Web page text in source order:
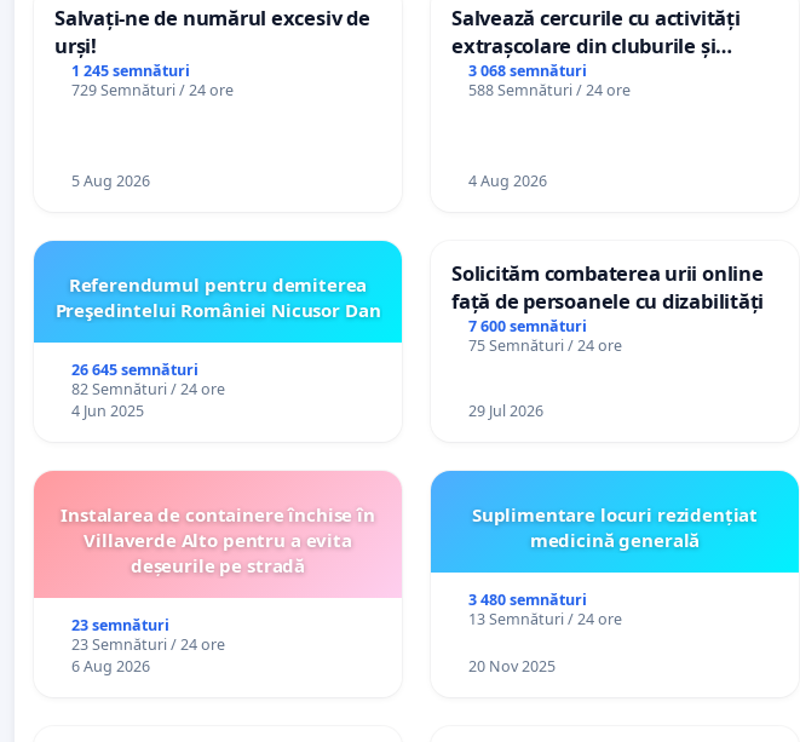
Salvați-ne de numărul excesiv de
urși!
1 245 semnături
729 Semnături / 24 ore
5 Aug 2026
Salvează cercurile cu activități
extrașcolare din cluburile și
palatele copiilor
3 068 semnături
588 Semnături / 24 ore
4 Aug 2026
Referendumul pentru demiterea
Preşedintelui României Nicusor Dan
26 645 semnături
82 Semnături / 24 ore
4 Jun 2025
Solicităm combaterea urii online
față de persoanele cu dizabilități
7 600 semnături
75 Semnături / 24 ore
29 Jul 2026
Instalarea de containere închise în
Villaverde Alto pentru a evita
deșeurile pe stradă
23 semnături
23 Semnături / 24 ore
6 Aug 2026
Suplimentare locuri rezidențiat
medicină generală
3 480 semnături
13 Semnături / 24 ore
20 Nov 2025